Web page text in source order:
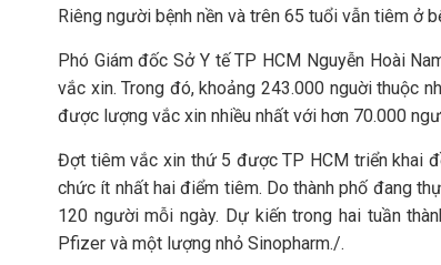
Riêng người bệnh nền và trên 65 tuổi vẫn tiêm ở
Phó Giám đốc Sở Y tế TP HCM Nguyễn Hoài
vắc xin. Trong đó, khoảng 243.000 nguời thuộc
được lượng vắc xin nhiều nhất với hơn 70.000
Đợt tiêm vắc xin thứ 5 được TP HCM triển khai
chức ít nhất hai điểm tiêm. Do thành phố đang
120 người mỗi ngày. Dự kiến trong hai tuần
Pfizer và một lượng nhỏ Sinopharm./.